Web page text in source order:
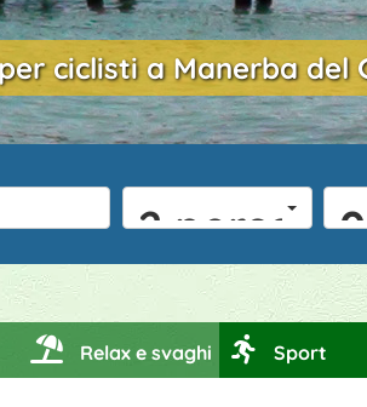
ciclisti a Manerba del
2 persone
Relax e svaghi Sport